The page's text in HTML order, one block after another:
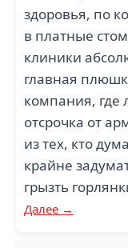
здоровья, по
в платные
клиники
главная
компания, где
отсрочка от
из тех, кто
крайне
грызть
Далее →